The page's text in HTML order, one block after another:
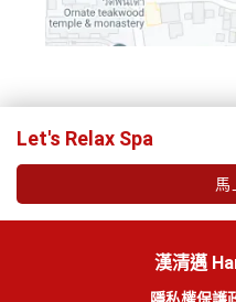
Let's Relax Spa
馬
漢清邁